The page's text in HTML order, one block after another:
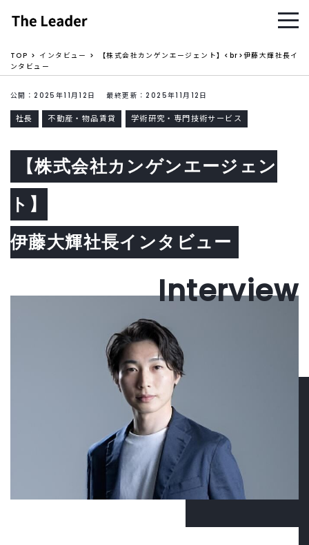
TOP インタビュー
【株式会社カンゲンエージェント】<br>伊藤大輝社長イ
ンタビュー
公開：2025年11月12日 最終更新：2025年11月12日
社長 不動産・物品賃貸 学術研究・専門技術サービス
【株式会社カンゲンエージェン
ト】
伊藤大輝社長インタビュー